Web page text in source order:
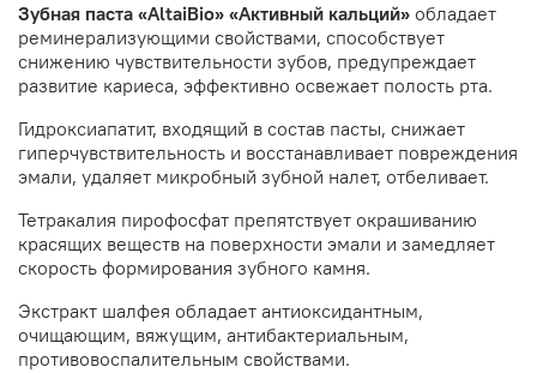
Зубная паста «AltaiBio» «Активный кальций» обладает
реминерализующими свойствами, способствует
снижению чувствительности зубов, предупреждает
развитие кариеса, эффективно освежает полость рта.
Гидроксиапатит, входящий в состав пасты, снижает
гиперчувствительность и восстанавливает повреждения
эмали, удаляет микробный зубной налет, отбеливает.
Тетракалия пирофосфат препятствует окрашиванию
красящих веществ на поверхности эмали и замедляет
скорость формирования зубного камня.
Экстракт шалфея обладает антиоксидантным,
очищающим, вяжущим, антибактериальным,
противовоспалительным свойствами.